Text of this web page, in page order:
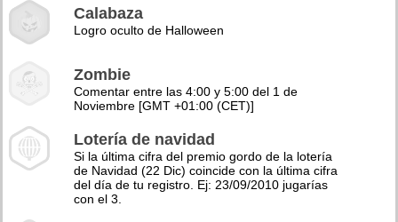
Calabaza
Logro oculto de Halloween
Zombie
Comentar entre las 4:00 y 5:00 del 1 de
Noviembre [GMT +01:00 (CET)]
Lotería de navidad
Si la última cifra del premio gordo de la lotería
de Navidad (22 Dic) coincide con la última cifra
del día de tu registro. Ej: 23/09/2010 jugarías
con el 3.